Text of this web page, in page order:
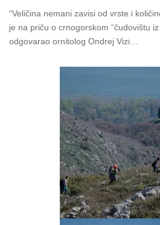
“Veličina nemani zavisi od vrste i
je na priču o crnogorskom “čudovištu iz
odgovarao ornitolog Ondrej Vizi…